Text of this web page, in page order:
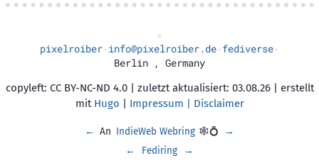
pixelroiber· info@pixelroiber.de· fediverse·
Berlin , Germany
copyleft: CC BY-NC-ND 4.0 | zuletzt aktualisiert: 03.08.26 | erstellt
mit Hugo | Impressum | Disclaimer
← An IndieWeb Webring 🕸💍
→
←
Fediring
→